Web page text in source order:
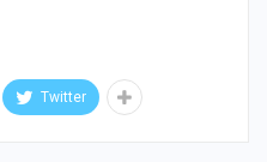
Twitter